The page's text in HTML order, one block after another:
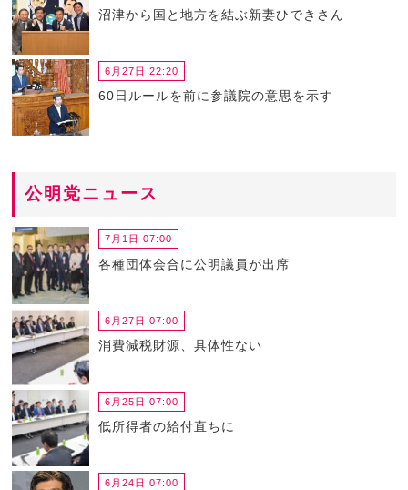
沼津から国と地方を結ぶ新妻ひできさん
6月27日 22:20
60日ルールを前に参議院の意思を示す
公明党ニュース
7月1日 07:00
各種団体会合に公明議員が出席
6月27日 07:00
消費減税財源、具体性ない
6月25日 07:00
低所得者の給付直ちに
6月24日 07:00